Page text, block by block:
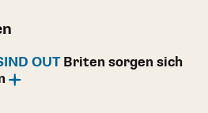
OUTBriten sorgen sich